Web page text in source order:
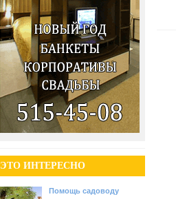
ЭТО ИНТЕРЕСНО
Помощь садоводу